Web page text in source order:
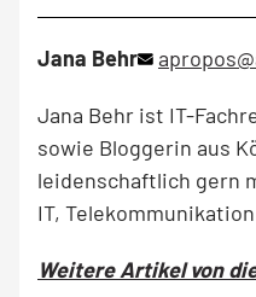
Jana Behr
Jana Behr ist IT-
sowie Bloggerin aus
leidenschaftlich gern
IT,
Weitere Artikel von